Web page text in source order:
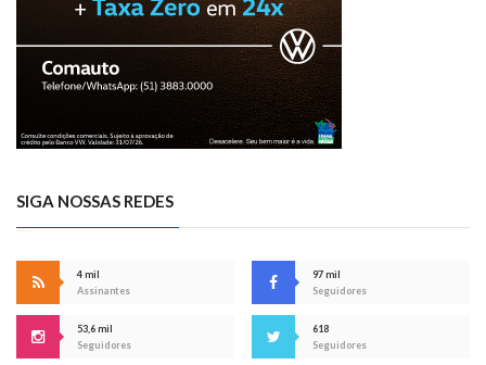
SIGA NOSSAS REDES
4 mil
Assinantes
97 mil
Seguidores
53,6 mil
Seguidores
618
Seguidores